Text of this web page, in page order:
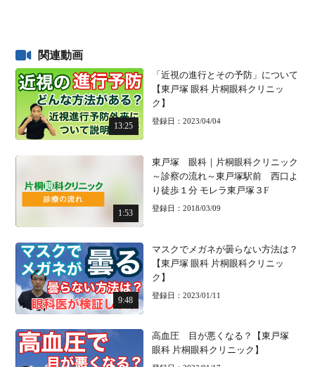
関連動画
13:25
「近視の進行とその予防」について
【東戸塚 眼科 片桐眼科クリニッ
ク】
登録日：2023/04/04
1:53
東戸塚 眼科｜片桐眼科クリニック
～診察の流れ～東戸塚駅前 西口よ
り徒歩１分 モレラ東戸塚３F
登録日：2018/03/09
9:48
マスクでメガネが曇らない方法は？
【東戸塚 眼科 片桐眼科クリニッ
ク】
登録日：2023/01/11
高血圧 目が悪くなる？【東戸塚
眼科 片桐眼科クリニック】